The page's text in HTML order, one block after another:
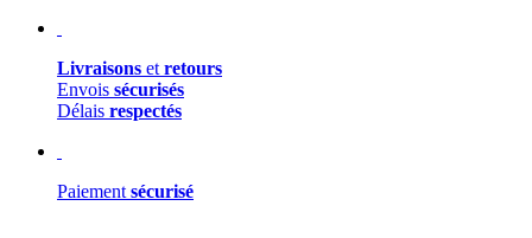
Livraisons et retours
Envois sécurisés
Délais respectés
Paiement sécurisé